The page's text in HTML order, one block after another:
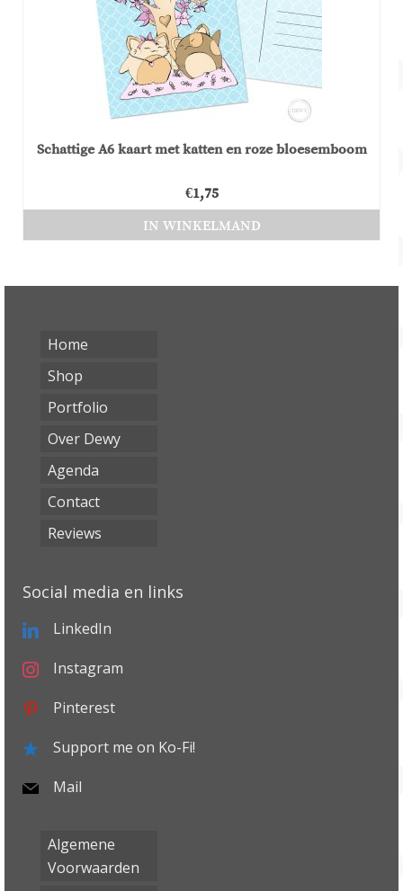
Schattige A6 kaart met katten en roze bloesemboom
€1,75
IN WINKELMAND
Home
Shop
Portfolio
Over Dewy
Agenda
Contact
Reviews
Social media en links
LinkedIn
Instagram
Pinterest
Support me on Ko-Fi!
Mail
Algemene
Voorwaarden